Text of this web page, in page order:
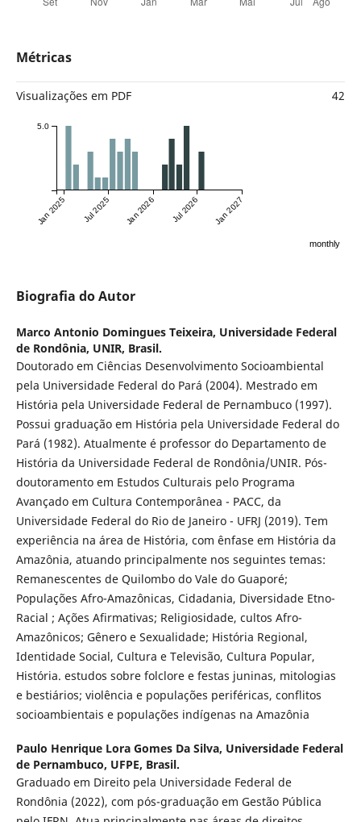
Métricas
Visualizações em PDF 42
Jan 2025 Jul 2025 Jan 2026 Jul 2026 Jan 2027
5.0
monthly
Biografia do Autor
Marco Antonio Domingues Teixeira, Universidade Federal
de Rondônia, UNIR, Brasil.
Doutorado em Ciências Desenvolvimento Socioambiental
pela Universidade Federal do Pará (2004). Mestrado em
História pela Universidade Federal de Pernambuco (1997).
Possui graduação em História pela Universidade Federal do
Pará (1982). Atualmente é professor do Departamento de
História da Universidade Federal de Rondônia/UNIR. Pós-
doutoramento em Estudos Culturais pelo Programa
Avançado em Cultura Contemporânea - PACC, da
Universidade Federal do Rio de Janeiro - UFRJ (2019). Tem
experiência na área de História, com ênfase em História da
Amazônia, atuando principalmente nos seguintes temas:
Remanescentes de Quilombo do Vale do Guaporé;
Populações Afro-Amazônicas, Cidadania, Diversidade Etno-
Racial ; Ações Afirmativas; Religiosidade, cultos Afro-
Amazônicos; Gênero e Sexualidade; História Regional,
Identidade Social, Cultura e Televisão, Cultura Popular,
História. estudos sobre folclore e festas juninas, mitologias
e bestiários; violência e populações periféricas, conflitos
socioambientais e populações indígenas na Amazônia
Paulo Henrique Lora Gomes Da Silva, Universidade Federal
de Pernambuco, UFPE, Brasil.
Graduado em Direito pela Universidade Federal de
Rondônia (2022), com pós-graduação em Gestão Pública